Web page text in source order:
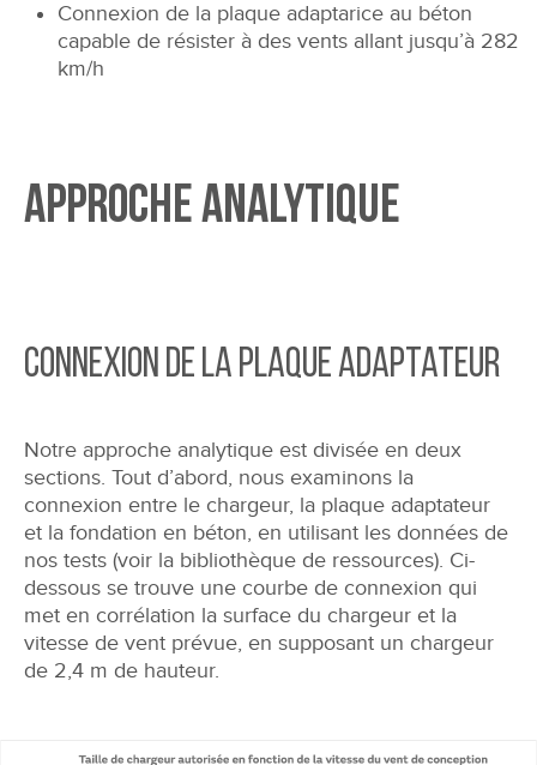
Connexion de la plaque adaptarice au béton
capable de résister à des vents allant jusqu’à 282
km/h
Approche analytique
Connexion de la plaque adaptateur
Notre approche analytique est divisée en deux
sections. Tout d’abord, nous examinons la
connexion entre le chargeur, la plaque adaptateur
et la fondation en béton, en utilisant les données de
nos tests (voir la bibliothèque de ressources). Ci-
dessous se trouve une courbe de connexion qui
met en corrélation la surface du chargeur et la
vitesse de vent prévue, en supposant un chargeur
de 2,4 m de hauteur.